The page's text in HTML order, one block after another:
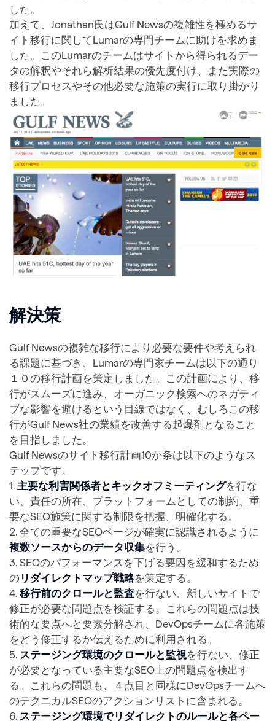
した。
加えて、Jonathan氏はGulf Newsの複雑性を極めるサ
イト移行に関してLumarの専門チームに助けを求めま
した。このLumarのチームはサイトから得られるデー
タの解釈やそれら解析結果の優先度付け、また実際の
移行プロセスやその他必要な施策の実行に取り掛かり
ました。
解決策
Gulf Newsの複雑な移行により必要な要件や考えられ
る課題に基づき、Lumarの専門家チームは以下の通り
１０の移行計画を策定しました。この計画により、移
行がスムーズに進み、オーガニック検索へのネガティ
ブな影響を避けるという目線ではなく、むしろこの移
行がGulf News社の業績を改善する起爆剤となること
を目指しました。
Gulf Newsのサイト移行計画10か条は以下のようなス
テップです。
1. 主要な利害関係者とキックオフミーティングを行な
い、責任の所在、プラットフォームとしての制約、重
要なSEO施策に関する制限を把握、明確化する。
2. 全ての重要なSEOページが確実に認識されるように
複数ソースからのデータ収集を行う。
3. SEOのパフォーマンスを下げる要因を緩和するため
の リダイレクトマップ戦略を策定する。
4. 移行前のクロールと監査を行ない、新しいサイトで
修正が必要な問題点を検証する。これらの問題点は技
術的な要点へと要素分解され、DevOpsチームに各施策
をどう修正するか伝えるために利用される。
5. ステージング環境のクロールと監視を行ない、修正
が必要となっている主要なSEO上の問題点を検出す
る。これらの問題も、４点目と同様にDevOpsチームへ
のテクニカルSEOのアクションリストに含まれる。
6. ステージング環境でリダイレクトのルールと各ペー